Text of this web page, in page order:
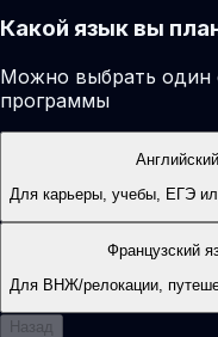
Какой язык вы
Можно выбрать один
программы
Для карьеры, учебы, ЕГЭ
Французский
Для ВНЖ/релокации,
Назад